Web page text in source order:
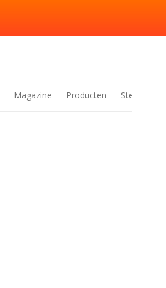
Magazine Producten Steden